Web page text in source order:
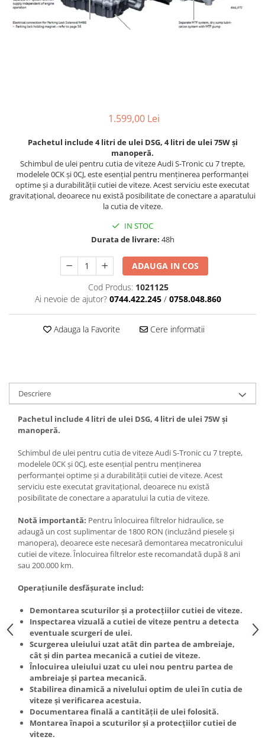
1.599,00 Lei
Pachetul include 4 litri de ulei DSG, 4 litri de ulei 75W și
manoperă.
Schimbul de ulei pentru cutia de viteze Audi S-Tronic cu 7 trepte,
modelele 0CK și 0CJ, este esențial pentru menținerea performanței
optime și a durabilității cutiei de viteze. Acest serviciu este executat
gravitațional, deoarece nu există posibilitate de conectare a aparatului
la cutia de viteze.
IN STOC
Durata de livrare: 48h
ADAUGA IN COS
Cod Produs: 1021125
Ai nevoie de ajutor? 0744.422.245 / 0758.048.860
Adauga la Favorite Cere informatii
Descriere
Pachetul include 4 litri de ulei DSG, 4 litri de ulei 75W și
manoperă.
Schimbul de ulei pentru cutia de viteze Audi S-Tronic cu 7 trepte,
modelele 0CK și 0CJ, este esențial pentru menținerea
performanței optime și a durabilității cutiei de viteze. Acest
serviciu este executat gravitațional, deoarece nu există
posibilitate de conectare a aparatului la cutia de viteze.
Notă importantă: Pentru înlocuirea filtrelor hidraulice, se
adaugă un cost suplimentar de 1800 RON (incluzând piesele și
manopera), deoarece este necesară demontarea mecatronicului
cutiei de viteze. Înlocuirea filtrelor este recomandată după 8 ani
sau 200.000 km.
Operațiunile desfășurate includ:
Demontarea scuturilor și a protecțiilor cutiei de viteze.
Inspectarea vizuală a cutiei de viteze pentru a detecta
eventuale scurgeri de ulei.
Scurgerea uleiului uzat atât din partea de ambreiaje,
cât și din partea mecanică a cutiei de viteze.
Înlocuirea uleiului uzat cu ulei nou pentru partea de
ambreiaje și partea mecanică.
Stabilirea dinamică a nivelului optim de ulei în cutia de
viteze și verificarea acestuia.
Documentarea finală a cantității de ulei folosită.
Montarea înapoi a scuturilor și a protecțiilor cutiei de
viteze.